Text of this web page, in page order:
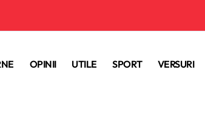
OPINII UTILE SPORT VERSURI